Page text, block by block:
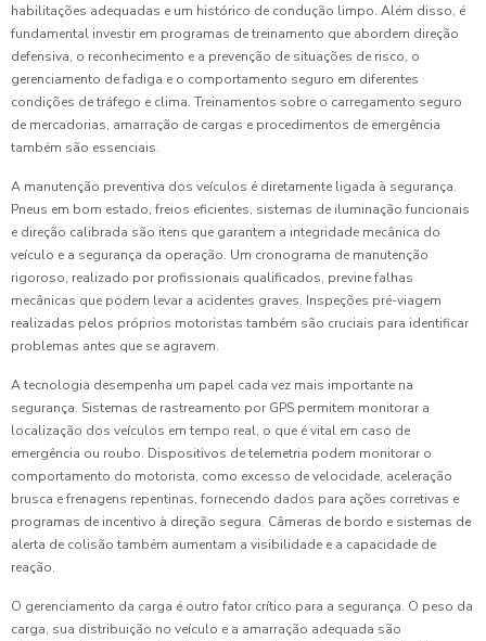
habilitações adequadas e um histórico de condução limpo. Além disso, é
fundamental investir em programas de treinamento que abordem direção
defensiva, o reconhecimento e a prevenção de situações de risco, o
gerenciamento de fadiga e o comportamento seguro em diferentes
condições de tráfego e clima. Treinamentos sobre o carregamento seguro
de mercadorias, amarração de cargas e procedimentos de emergência
também são essenciais.
A manutenção preventiva dos veículos é diretamente ligada à segurança.
Pneus em bom estado, freios eficientes, sistemas de iluminação funcionais
e direção calibrada são itens que garantem a integridade mecânica do
veículo e a segurança da operação. Um cronograma de manutenção
rigoroso, realizado por profissionais qualificados, previne falhas
mecânicas que podem levar a acidentes graves. Inspeções pré-viagem
realizadas pelos próprios motoristas também são cruciais para identificar
problemas antes que se agravem.
A tecnologia desempenha um papel cada vez mais importante na
segurança. Sistemas de rastreamento por GPS permitem monitorar a
localização dos veículos em tempo real, o que é vital em caso de
emergência ou roubo. Dispositivos de telemetria podem monitorar o
comportamento do motorista, como excesso de velocidade, aceleração
brusca e frenagens repentinas, fornecendo dados para ações corretivas e
programas de incentivo à direção segura. Câmeras de bordo e sistemas de
alerta de colisão também aumentam a visibilidade e a capacidade de
reação.
O gerenciamento da carga é outro fator crítico para a segurança. O peso da
carga, sua distribuição no veículo e a amarração adequada são